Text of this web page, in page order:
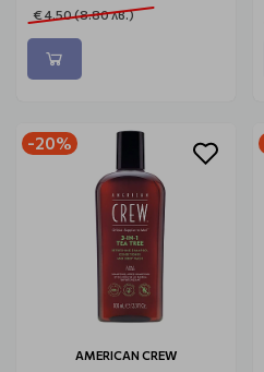
€ 4.50 (8.80 лв.)
-20%
AMERICAN CREW